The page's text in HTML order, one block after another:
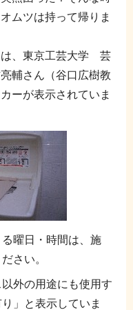
ムツは持って帰りま
は、東京工芸大学 芸
輔さん（谷口広樹教
ーが表示されていま
曜日・時間は、施
さい。
外の用途にも使用す
」と表示していま